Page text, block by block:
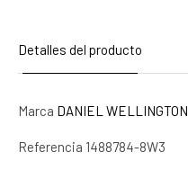
Detalles del producto
Marca DANIEL WELLINGTON
Referencia 1488784-8W3